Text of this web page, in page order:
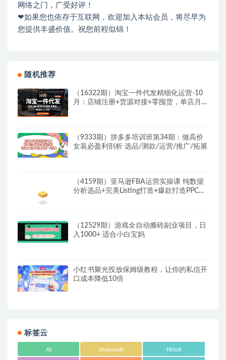
网络之门，广受好评！
❤如果您也依存于互联网，欢迎加入本站会员，将尽早为
您提供丰盛价值。祝您前程似锦！
随机推荐
（16322期）淘宝一件代发精细化运营-10
月：店铺注册+货源对接+零囤货，单店月入
（9333期）拼多多培训班第34期：做高价
女装必盈利剖析 选品/测款/运营/推广/拓展
（4159期）亚马逊FBA运营实操课 纯数据
分析选品+完美Listing打造+爆款打造PPC策
（12529期）游戏全自动搬砖副业项目，日
入1000+ 适合小白宝妈
小红书聚光投放保姆级教程，让你的私信开
口成本降低10倍
标签云
AI deepseek tiktok